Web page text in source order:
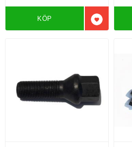
Lägg till i
KÖP